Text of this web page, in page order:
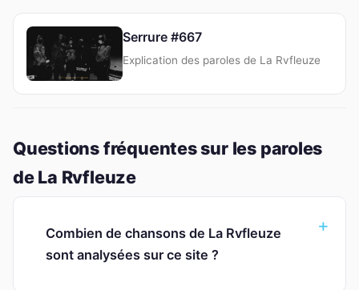
Serrure #667
Explication des paroles de La Rvfleuze
Questions fréquentes sur les paroles
de La Rvfleuze
Combien de chansons de La Rvfleuze
sont analysées sur ce site ?